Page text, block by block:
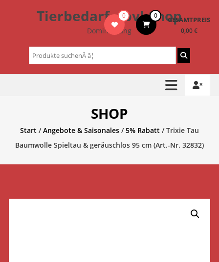
Tierbedarf – bvl-Shop
Dominik Lang
0 0 GESAMTPREIS
0,00 €
Suchen
nach:
SHOP
Start/Angebote & Saisonales/5% Rabatt/ Trixie Tau
Baumwolle Spieltau & geräuschlos 95 cm (Art.-Nr. 32832)